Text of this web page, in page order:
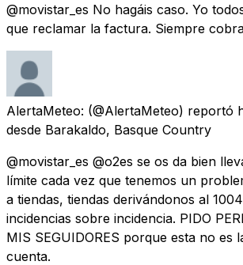
@movistar_es No hagáis caso. Yo
que reclamar la factura. Siempre
AlertaMeteo: (@AlertaMeteo) reportó
desde Barakaldo, Basque Country
@movistar_es @o2es se os da bien
límite cada vez que tenemos un
a tiendas, tiendas derivándonos al
incidencias sobre incidencia. PIDO
MIS SEGUIDORES porque esta no es
cuenta.